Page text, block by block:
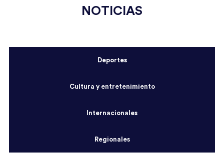
NOTICIAS
Deportes
Cultura y entretenimiento
Internacionales
Regionales